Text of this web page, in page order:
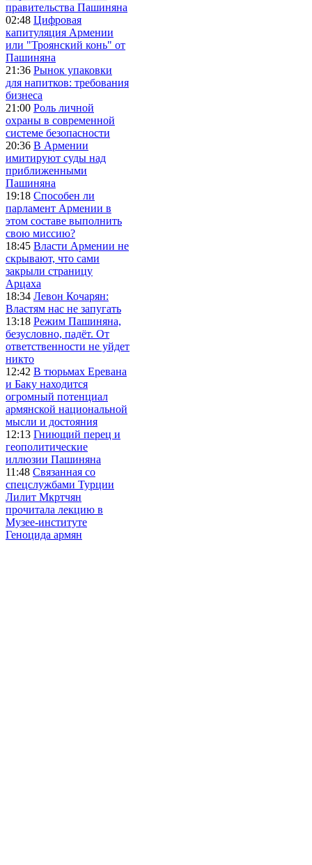
правительства Пашиняна
02:48 Цифровая
капитуляция Армении
или "Троянский конь" от
Пашиняна
21:36 Рынок упаковки
для напитков: требования
бизнеса
21:00 Роль личной
охраны в современной
системе безопасности
20:36 В Армении
имитируют суды над
приближенными
Пашиняна
19:18 Способен ли
парламент Армении в
этом составе выполнить
свою миссию?
18:45 Власти Армении не
скрывают, что сами
закрыли страницу
Арцаха
18:34 Левон Кочарян:
Властям нас не запугать
13:18 Режим Пашиняна,
безусловно, падёт. От
ответственности не уйдет
никто
12:42 В тюрьмах Еревана
и Баку находится
огромный потенциал
армянской национальной
мысли и достояния
12:13 Гниющий перец и
геополитические
иллюзии Пашиняна
11:48 Связанная со
спецслужбами Турции
Лилит Мкртчян
прочитала лекцию в
Музее-институте
Геноцида армян